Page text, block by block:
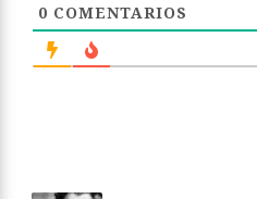
0 COMENTARIOS